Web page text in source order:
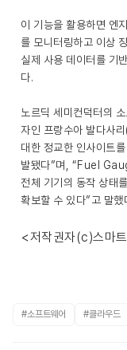
이 기능을 활용하면 엔
를 모니터링하고 이상
실제 사용 데이터를 기
다.
노르딕 세미컨덕터의
자인 프랑수아 발다사
대한 정교한 인사이트
발됐다”며, “Fuel
전체 기기의 동작 상태
확보할 수 있다”고 말했
<저작권자(c)스마
#소프트웨어 #클라우드